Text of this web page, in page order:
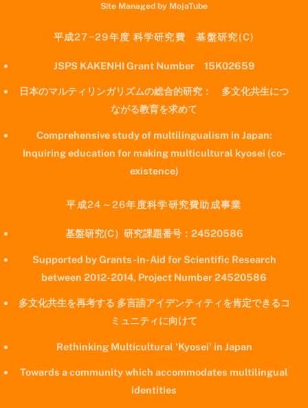
Site Managed by MojaTube
平成27−29年度 科学研究費 基盤研究(C)
JSPS KAKENHI Grant Number 15K02659
日本のマルティリンガリズムの総合的研究： 多文化共生につ
ながる教育を求めて
Comprehensive study of multilingualism in Japan:
Inquiring education for making multicultural kyosei (co-
existence)
平成24～26年度科学研究費助成事業
基盤研究(C）研究課題番号：24520586
Supported by Grants-in-Aid for Scientific Research
between 2012-2014, Project Number 24520586
多文化共生を再考する 多言語アイデンティティを肯定できるコ
ミュニティに向けて
Rethinking Multicultural 'Kyosei' in Japan
Towards a community which accommodates multilingual
identities